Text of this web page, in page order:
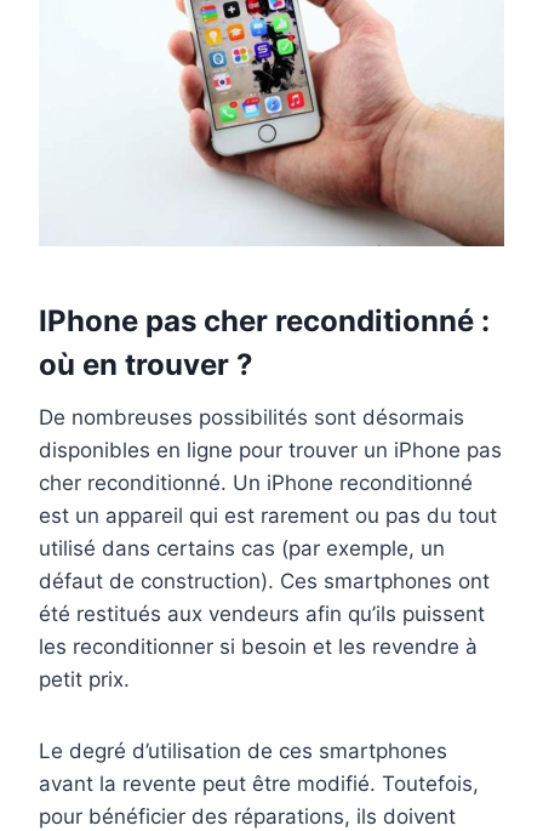
IPhone pas cher reconditionné :
où en trouver ?
De nombreuses possibilités sont désormais
disponibles en ligne pour trouver un iPhone pas
cher reconditionné. Un iPhone reconditionné
est un appareil qui est rarement ou pas du tout
utilisé dans certains cas (par exemple, un
défaut de construction). Ces smartphones ont
été restitués aux vendeurs afin qu’ils puissent
les reconditionner si besoin et les revendre à
petit prix.
Le degré d’utilisation de ces smartphones
avant la revente peut être modifié. Toutefois,
pour bénéficier des réparations, ils doivent